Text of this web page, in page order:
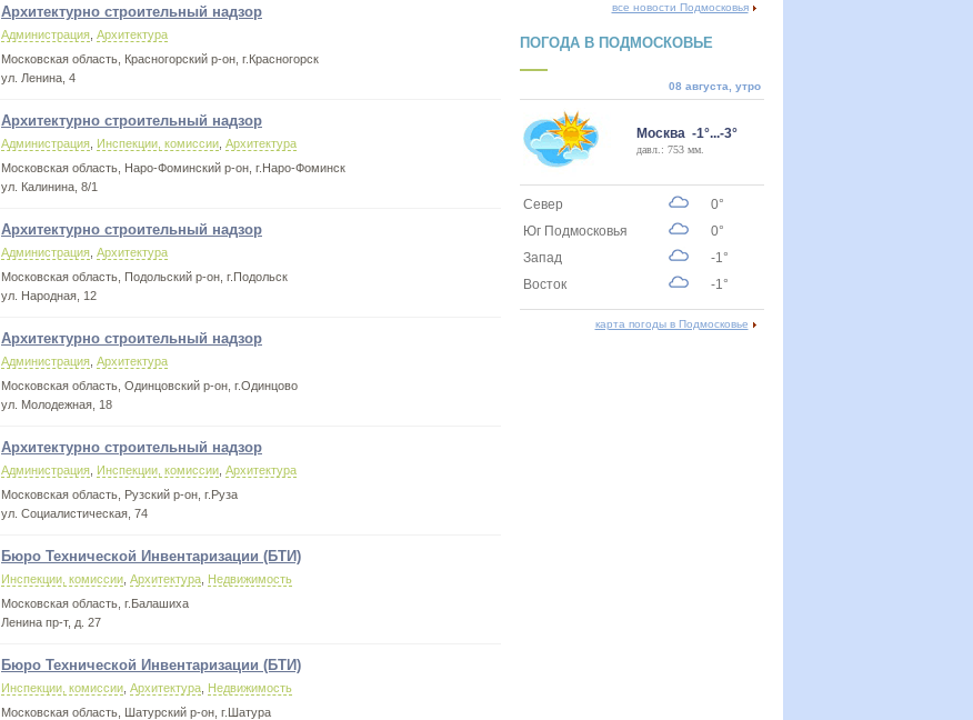
Архитектурно строительный надзор
Администрация Архитектура
Московская область, Красногорский р-он, г.Красногорск
ул. Ленина, 4
Архитектурно строительный надзор
Администрация Инспекции, комиссии Архитектура
Московская область, Наро-Фоминский р-он, г.Наро-Фоминск
ул. Калинина, 8/1
Архитектурно строительный надзор
Администрация Архитектура
Московская область, Подольский р-он, г.Подольск
ул. Народная, 12
Архитектурно строительный надзор
Администрация Архитектура
Московская область, Одинцовский р-он, г.Одинцово
ул. Молодежная, 18
Архитектурно строительный надзор
Администрация Инспекции, комиссии Архитектура
Московская область, Рузский р-он, г.Руза
ул. Социалистическая, 74
Бюро Технической Инвентаризации (БТИ)
Инспекции, комиссии Архитектура Недвижимость
Московская область, г.Балашиха
Ленина пр-т, д. 27
Бюро Технической Инвентаризации (БТИ)
Инспекции, комиссии Архитектура Недвижимость
Московская область, Шатурский р-он, г.Шатура
все новости Подмосковья
ПОГОДА В ПОДМОСКОВЬЕ
08 августа, утро
Москва -1°...-3°
давл.: 753 мм.
Север
0°
Юг Подмосковья
0°
Запад
-1°
Восток
-1°
карта погоды в Подмосковье